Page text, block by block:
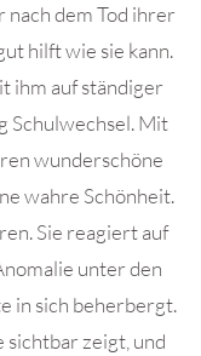
nach dem Tod ihrer
hilft wie sie kann.
ihm auf ständiger
Schulwechsel. Mit
wunderschöne
wahre Schönheit.
Sie reagiert auf
unter den
in sich beherbergt.
sichtbar zeigt, und